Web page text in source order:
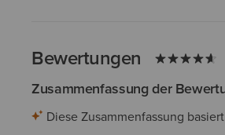
Bewertungen
Zusammenfassung der
Diese Zusammenfassung